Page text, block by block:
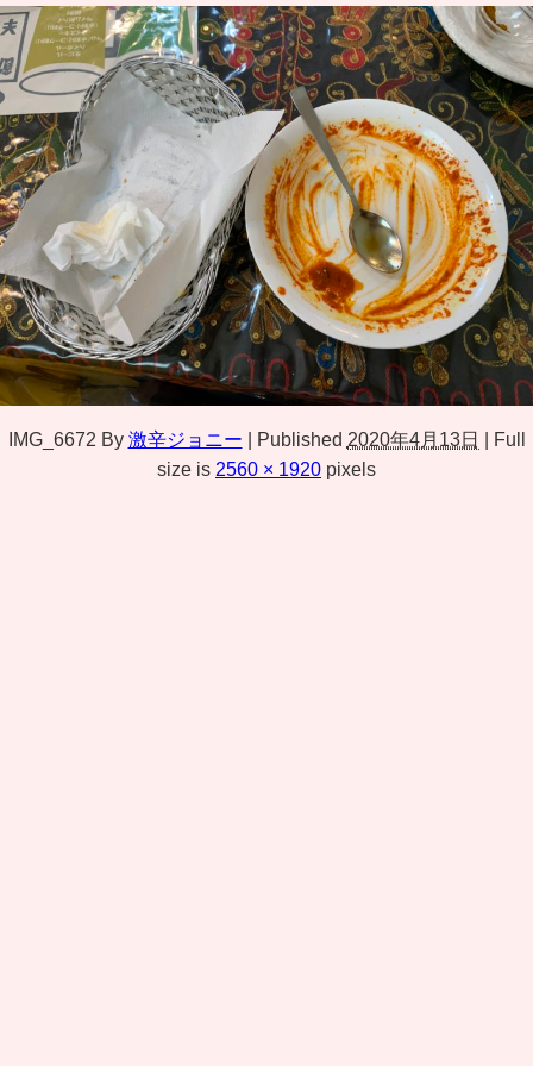
IMG_6672 By 激辛ジョニー Published 2020年4月13日
Full
size is 2560 × 1920 pixels